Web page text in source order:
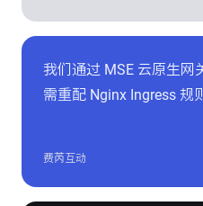
我们通过 MSE 云原生网
需重配 Nginx Ingress 规
互， 4 万+线下门店、
费芮互动